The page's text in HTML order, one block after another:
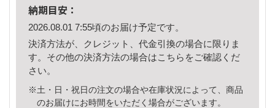
納期目安：
2026.08.01 7:55頃のお届け予定です。
決済方法が、クレジット、代金引換の場合に限りま
す。その他の決済方法の場合はこちら をご確認くだ
さい。
※土・日・祝日の注文の場合や在庫状況によって、商品
のお届けにお時間をいただく場合がございます。